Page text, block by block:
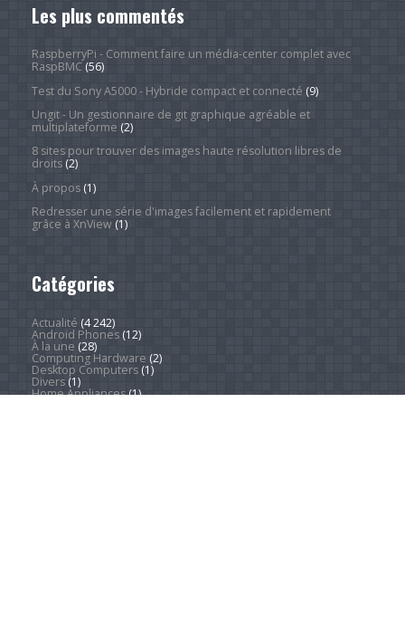
Les plus commentés
RaspberryPi - Comment faire un média-center complet avec
RaspBMC(56)
Test du Sony A5000 - Hybride compact et connecté (9)
Ungit - Un gestionnaire de git graphique agréable et
multiplateforme (2)
8 sites pour trouver des images haute résolution libres de
droits(2)
À propos(1)
Redresser une série d'images facilement et rapidement
grâce à XnView(1)
Catégories
Actualité (4 242)
Android Phones(12)
À la une (28)
Computing Hardware (2)
Desktop Computers(1)
Divers(1)
Home Appliances(1)